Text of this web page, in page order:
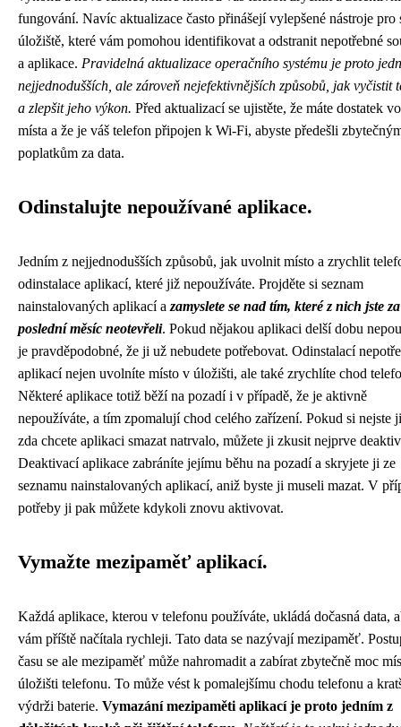
fungování. Navíc aktualizace často přinášejí vylepšené nástroje pro
úložiště, které vám pomohou identifikovat a odstranit nepotřebné
a aplikace. Pravidelná aktualizace operačního systému je proto
nejjednodušších, ale zároveň nejefektivnějších způsobů, jak vyčistit
a zlepšit jeho výkon. Před aktualizací se ujistěte, že máte dostatek
místa a že je váš telefon připojen k Wi-Fi, abyste předešli
poplatkům za data.
Odinstalujte nepoužívané aplikace.
Jedním z nejjednodušších způsobů, jak uvolnit místo a zrychlit
odinstalace aplikací, které již nepoužíváte. Projděte si seznam
nainstalovaných aplikací a zamyslete se nad tím, které z nich jste za
poslední měsíc neotevřeli. Pokud nějakou aplikaci delší dobu
je pravděpodobné, že ji už nebudete potřebovat. Odinstalací
aplikací nejen uvolníte místo v úložišti, ale také zrychlíte chod
Některé aplikace totiž běží na pozadí i v případě, že je aktivně
nepoužíváte, a tím zpomalují chod celého zařízení. Pokud si nejste
zda chcete aplikaci smazat natrvalo, můžete ji zkusit nejprve
Deaktivací aplikace zabráníte jejímu běhu na pozadí a skryjete ji ze
seznamu nainstalovaných aplikací, aniž byste ji museli mazat. V
potřeby ji pak můžete kdykoli znovu aktivovat.
Vymažte mezipaměť aplikací.
Každá aplikace, kterou v telefonu používáte, ukládá dočasná data,
vám příště načítala rychleji. Tato data se nazývají mezipaměť.
času se ale mezipaměť může nahromadit a zabírat zbytečně moc
úložišti telefonu. To může vést k pomalejšímu chodu telefonu a
výdrži baterie. Vymazání mezipaměti aplikací je proto jedním z